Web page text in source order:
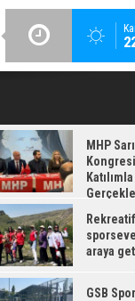
SPOR OKULLARI'NDA
MHP
Katılımla
araya
GSB